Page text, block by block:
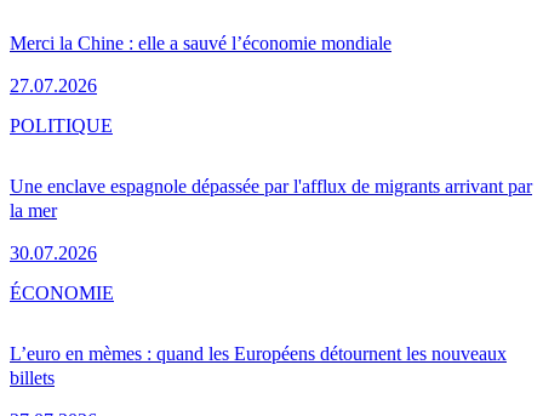
Merci la Chine : elle a sauvé l’économie mondiale
27.07.2026
Une enclave espagnole dépassée par l'afflux de migrants arrivant par
la mer
30.07.2026
POLITIQUE
L’euro en mèmes : quand les Européens détournent les nouveaux
billets
ÉCONOMIE